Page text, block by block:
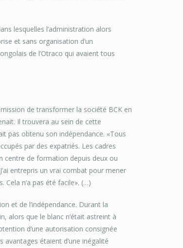
lesquelles l’administration alors
et sans organisation d’un
de l’Otraco qui avaient tous
mission de transformer la société BCK en
Il trouvera au sein de cette
pas obtenu son indépendance. «Tous
par des expatriés. Les cadres
centre de formation depuis deux ou
entrepris un vrai combat pour mener
n’a pas été facile». (…)
et de l’indépendance. Durant la
alors que le blanc n’était astreint à
d’une autorisation consignée
avantages étaient d’une inégalité